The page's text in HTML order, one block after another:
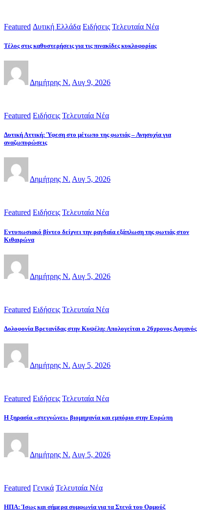
Featured Δυτική Ελλάδα Ειδήσεις Τελευταία Νέα
Τέλος στις καθυστερήσεις για τις πινακίδες κυκλοφορίας
Δημήτρης Ν. Αυγ 9, 2026
Featured Ειδήσεις Τελευταία Νέα
Δυτική Αττική: Ύφεση στο μέτωπο της φωτιάς – Ανησυχία για
αναζωπυρώσεις
Δημήτρης Ν. Αυγ 5, 2026
Featured Ειδήσεις Τελευταία Νέα
Εντυπωσιακό βίντεο δείχνει την ραγδαία εξάπλωση της φωτιάς στον
Κιθαιρώνα
Δημήτρης Ν. Αυγ 5, 2026
Featured Ειδήσεις Τελευταία Νέα
Δολοφονία Βρετανίδας στην Κυψέλη: Απολογείται ο 26χρονος Αφγανός
Δημήτρης Ν. Αυγ 5, 2026
Featured Ειδήσεις Τελευταία Νέα
Η ξηρασία «στεγνώνει» βιομηχανία και εμπόριο στην Ευρώπη
Δημήτρης Ν. Αυγ 5, 2026
Featured Γενικά Τελευταία Νέα
ΗΠΑ: Ίσως και σήμερα συμφωνία για τα Στενά του Ορμούζ